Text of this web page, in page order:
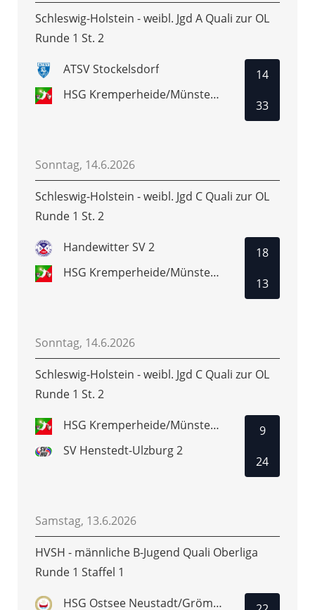
Schleswig-Holstein - weibl. Jgd A Quali zur OL
Runde 1 St. 2
ATSV Stockelsdorf
HSG Kremperheide/Münsterdorf
14
33
Sonntag, 14.6.2026
Schleswig-Holstein - weibl. Jgd C Quali zur OL
Runde 1 St. 2
Handewitter SV 2
HSG Kremperheide/Münsterdorf
18
13
Sonntag, 14.6.2026
Schleswig-Holstein - weibl. Jgd C Quali zur OL
Runde 1 St. 2
HSG Kremperheide/Münsterdorf
SV Henstedt-Ulzburg 2
9
24
Samstag, 13.6.2026
HVSH - männliche B-Jugend Quali Oberliga
Runde 1 Staffel 1
HSG Ostsee Neustadt/Grömitz